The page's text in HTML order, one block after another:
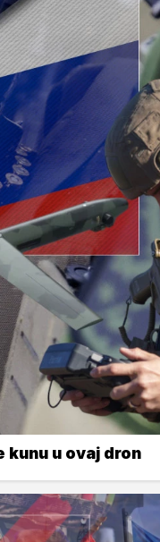
u ovaj dron